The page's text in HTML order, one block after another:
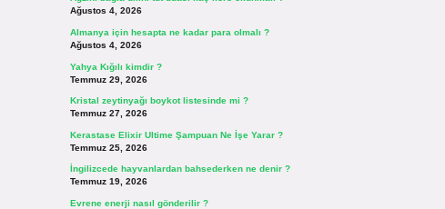
Ağustos 4, 2026
Almanya için hesapta ne kadar para olmalı ?
Ağustos 4, 2026
Yahya Kığılı kimdir ?
Temmuz 29, 2026
Kristal zeytinyağı boykot listesinde mi ?
Temmuz 27, 2026
Kerastase Elixir Ultime Şampuan Ne İşe Yarar ?
Temmuz 25, 2026
İngilizcede hayvanlardan bahsederken ne denir ?
Temmuz 19, 2026
Evrene enerji nasıl gönderilir ?